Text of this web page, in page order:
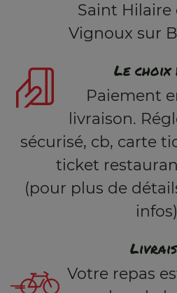
Saint Hilaire
Vignoux sur
Le choix
Paiement
livraison.
sécurisé, cb, carte
ticket
(pour plus de
infos)
Votre repas